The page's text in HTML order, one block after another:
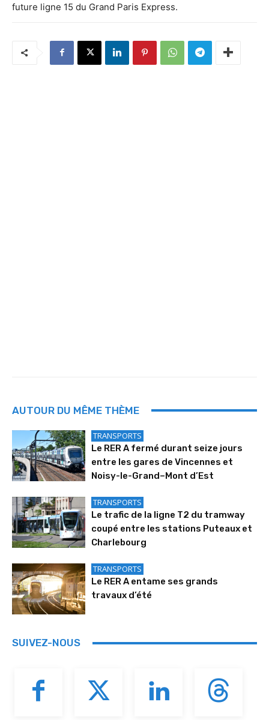
future ligne 15 du Grand Paris Express.
AUTOUR DU MÊME THÈME
TRANSPORTS
Le RER A fermé durant seize jours
entre les gares de Vincennes et
Noisy-le-Grand–Mont d’Est
TRANSPORTS
Le trafic de la ligne T2 du tramway
coupé entre les stations Puteaux et
Charlebourg
TRANSPORTS
Le RER A entame ses grands
travaux d’été
SUIVEZ-NOUS